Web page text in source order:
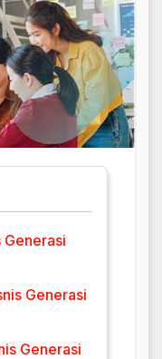
Generasi
Generasi
Generasi